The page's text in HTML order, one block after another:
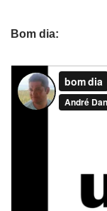
Bom dia: